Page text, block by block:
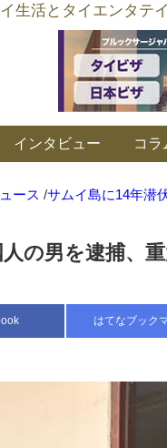
生活とタイエンタテ
インタビュー コラ
ース /サムイ島に14年潜
の男を逮捕、
はてなブック